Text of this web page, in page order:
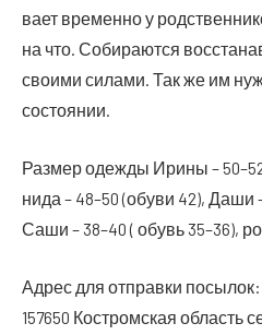
ва­ет вре­мен­но у
на что. Соби­ра­ют­ся
сво­и­ми сила­ми. Так же им
состоянии.
Раз­мер одеж­ды Ири­ны –
ни­да – 48–50 (обу­ви 42), Даши
Саши – 38–40 ( обувь 35–36),
Адрес для отправ­ки посылок:
157650 Костром­ская область